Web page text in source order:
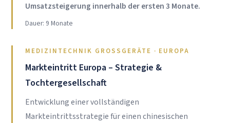
Umsatzsteigerung innerhalb der ersten 3 Monate.
Dauer: 9 Monate
MEDIZINTECHNIK GROSSGERÄTE · EUROPA
Markteintritt Europa – Strategie &
Tochtergesellschaft
Entwicklung einer vollständigen
Markteintrittsstrategie für einen chinesischen